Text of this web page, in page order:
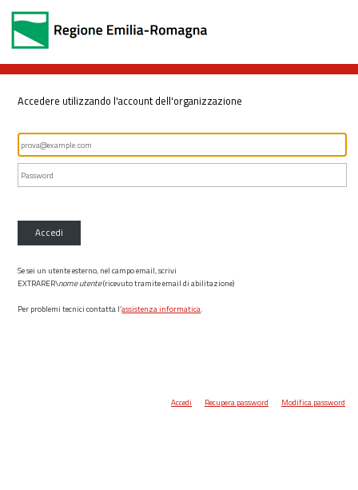
Accedere utilizzando l'account dell'organizzazione
Accedi
Se sei un utente esterno, nel campo email, scrivi
EXTRARER\nome utente(ricevuto tramite email di abilitazione)
Per problemi tecnici contatta l’assistenza informatica.
Accedi Recupera password Modifica password